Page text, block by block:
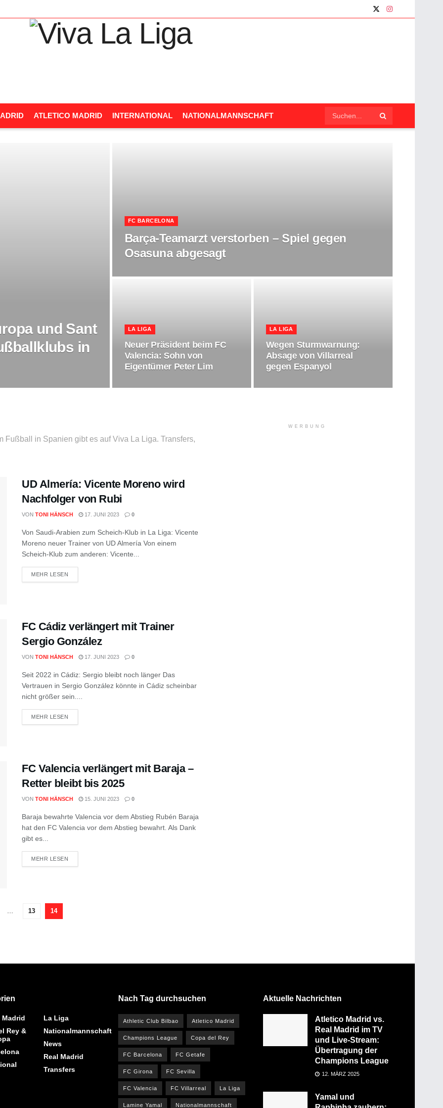
ATLETICO MADRID INTERNATIONAL NATIONALMANNSCHAFT
und Sant
in
FC BARCELONA
Barça-Teamarzt verstorben – Spiel gegen
Osasuna abgesagt
LA LIGA
Neuer Präsident beim FC
Valencia: Sohn von
Eigentümer Peter Lim
LA LIGA
Wegen Sturmwarnung:
Absage von Villarreal
gegen Espanyol
in Spanien gibt es auf Viva La Liga. Transfers,
UD Almería: Vicente Moreno wird
Nachfolger von Rubi
VON TONI HÄNSCH 17. JUNI 2023 0
Von Saudi-Arabien zum Scheich-Klub in La Liga: Vicente
Moreno neuer Trainer von UD Almería Von einem
Scheich-Klub zum anderen: Vicente...
MEHR LESEN
FC Cádiz verlängert mit Trainer
Sergio González
VON TONI HÄNSCH 17. JUNI 2023 0
Seit 2022 in Cádiz: Sergio bleibt noch länger Das
Vertrauen in Sergio González könnte in Cádiz scheinbar
nicht größer sein....
MEHR LESEN
FC Valencia verlängert mit Baraja –
Retter bleibt bis 2025
VON TONI HÄNSCH 15. JUNI 2023 0
Baraja bewahrte Valencia vor dem Abstieg Rubén Baraja
hat den FC Valencia vor dem Abstieg bewahrt. Als Dank
gibt es...
MEHR LESEN
… 13 14
WERBUNG
Rey &
La Liga
Nationalmannschaft
News
Real Madrid
Transfers
Nach Tag durchsuchen
Athletic Club Bilbao Atletico Madrid
Champions League Copa del Rey
FC Barcelona FC Getafe
FC Girona FC Sevilla
FC Valencia FC Villarreal La Liga
Lamine Yamal Nationalmannschaft
Aktuelle Nachrichten
Atletico Madrid vs.
Real Madrid im TV
und Live-Stream:
Übertragung der
Champions League
12. MÄRZ 2025
Yamal und